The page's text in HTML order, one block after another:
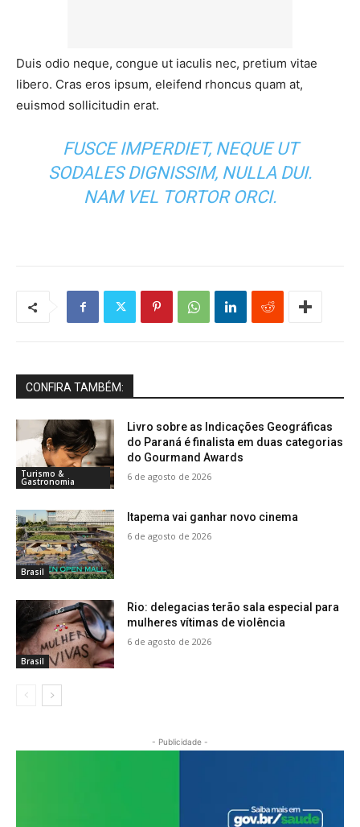
Duis odio neque, congue ut iaculis nec, pretium vitae
libero. Cras eros ipsum, eleifend rhoncus quam at,
euismod sollicitudin erat.
FUSCE IMPERDIET, NEQUE UT
SODALES DIGNISSIM, NULLA DUI.
NAM VEL TORTOR ORCI.
CONFIRA TAMBÉM:
Turismo &
Gastronomia
Livro sobre as Indicações Geográficas
do Paraná é finalista em duas categorias
do Gourmand Awards
6 de agosto de 2026
Brasil
Itapema vai ganhar novo cinema
6 de agosto de 2026
Brasil
Rio: delegacias terão sala especial para
mulheres vítimas de violência
6 de agosto de 2026
- Publicidade -